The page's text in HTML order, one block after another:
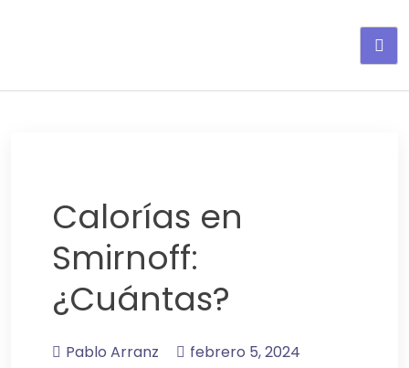
Calorías en
Smirnoff:
¿Cuántas?
Pablo Arranz
febrero 5, 2024